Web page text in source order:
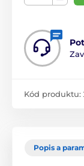
Kód produktu:
Popis a